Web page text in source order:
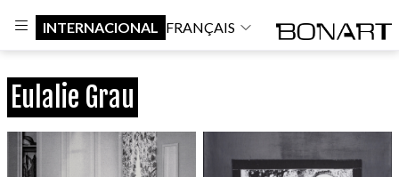
INTERNACIONAL FRANÇAIS
Eulalie Grau